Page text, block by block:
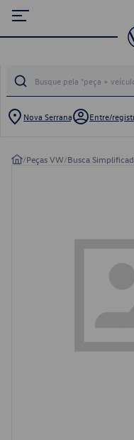
Nova Serrana Entre/
/Peças VW/Busca